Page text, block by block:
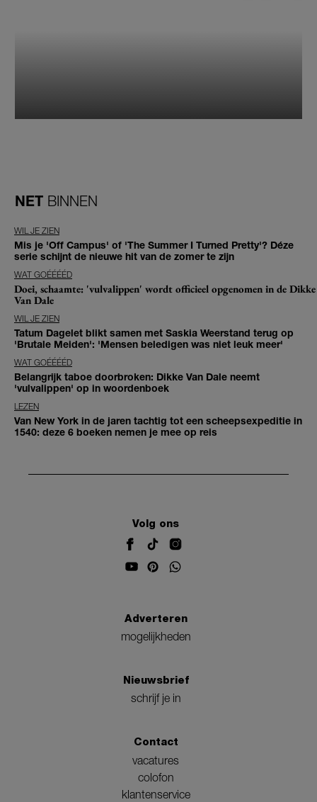
NET BINNEN
WIL JE ZIEN
Mis je 'Off Campus' of 'The Summer I Turned Pretty'? Déze
serie schijnt de nieuwe hit van de zomer te zijn
WAT GOÉÉÉÉD
Doei, schaamte: 'vulvalippen' wordt officieel opgenomen in de Dikke
Van Dale
WIL JE ZIEN
Tatum Dagelet blikt samen met Saskia Weerstand terug op
'Brutale Meiden': 'Mensen beledigen was niet leuk meer'
WAT GOÉÉÉÉD
Belangrijk taboe doorbroken: Dikke Van Dale neemt
'vulvalippen' op in woordenboek
LEZEN
Van New York in de jaren tachtig tot een scheepsexpeditie in
1540: deze 6 boeken nemen je mee op reis
Volg ons
Adverteren
mogelijkheden
Nieuwsbrief
schrijf je in
Contact
vacatures
colofon
klantenservice